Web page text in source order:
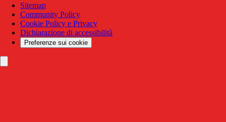
Sitemap
Community Policy
Cookie Policy e Privacy
Dichiarazione di accessibilità
Preferenze sui cookie